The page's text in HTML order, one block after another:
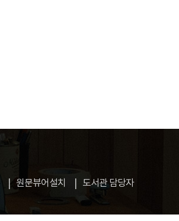
원문뷰어설치 도서관 담당자